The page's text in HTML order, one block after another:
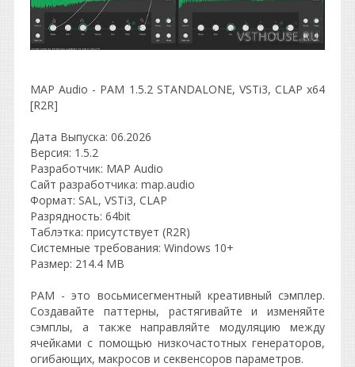
MAP Audio - PAM 1.5.2 STANDALONE, VSTi3, CLAP x64
[R2R]
Дата Выпуска: 06.2026
Версия: 1.5.2
Разработчик: MAP Audio
Сайт разработчика: map.audio
Формат: SAL, VSTi3, CLAP
Разрядность: 64bit
Таблэтка: присутствует (R2R)
Системные требования: Windows 10+
Размер: 214.4 MB
PAM - это восьмисегментный креативный сэмплер.
Создавайте паттерны, растягивайте и изменяйте
сэмплы, а также направляйте модуляцию между
ячейками с помощью низкочастотных генераторов,
огибающих, макросов и секвенсоров параметров.